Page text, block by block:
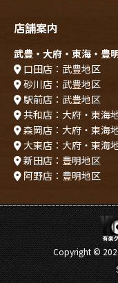
店舗案内
武豊・大府・東海・豊
口田店：武豊地区
砂川店：武豊地区
駅前店：武豊地区
共和店：大府・東海
森岡店：大府・東海
大東店：大府・東海
新田店：豊明地区
阿野店：豊明地区
Copyright ©